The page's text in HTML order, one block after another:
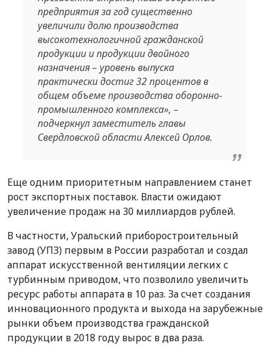
предприятия за год существенно
увеличили долю производства
высокотехнологичной гражданской
продукции и продукции двойного
назначения – уровень выпуска
практически достиг 32 процентов в
общем объеме производства оборонно-
промышленного комплекса», –
подчеркнул заместитель главы
Свердловской области Алексей Орлов.
Еще одним приоритетным направлением станет
рост экспортных поставок. Власти ожидают
увеличение продаж на 30 миллиардов рублей.
В частности, Уральский приборостроительный
завод (УПЗ) первым в России разработал и создал
аппарат искусственной вентиляции легких с
турбинным приводом, что позволило увеличить
ресурс работы аппарата в 10 раз. За счет создания
инновационного продукта и выхода на зарубежные
рынки объем производства гражданской
продукции в 2018 году вырос в два раза.